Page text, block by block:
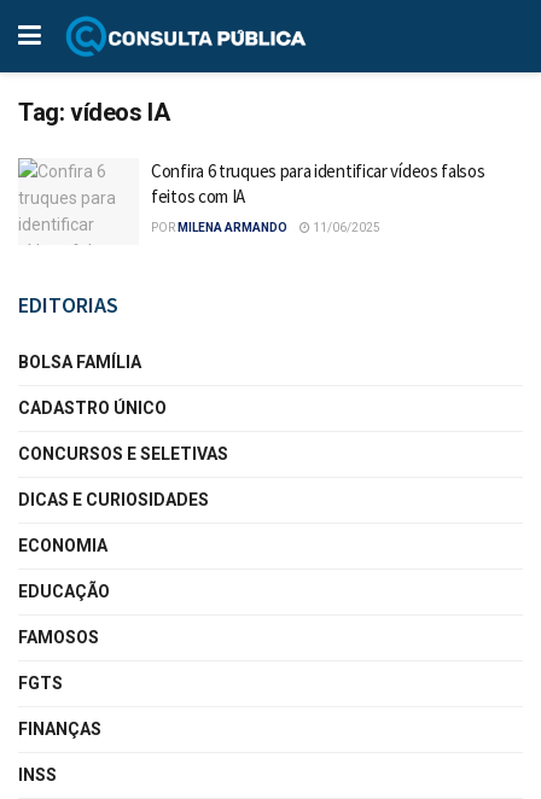
Tag: vídeos IA
Confira 6 truques para identificar vídeos falsos
feitos com IA
POR MILENA ARMANDO 11/06/2025
EDITORIAS
BOLSA FAMÍLIA
CADASTRO ÚNICO
CONCURSOS E SELETIVAS
DICAS E CURIOSIDADES
ECONOMIA
EDUCAÇÃO
FAMOSOS
FGTS
FINANÇAS
INSS